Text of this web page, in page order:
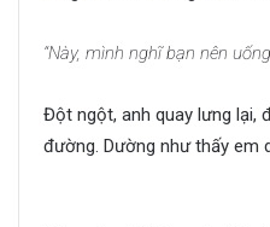
“Này, mình nghĩ bạn nên
Đột ngột, anh quay lưng lại,
đường. Dường như thấy em